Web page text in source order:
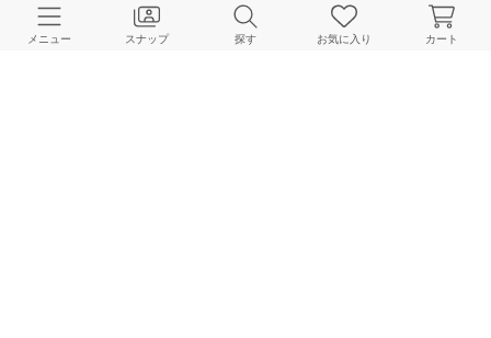
CUSTOMER SERVICE
メニュー スナップ 探す お気に入り カート